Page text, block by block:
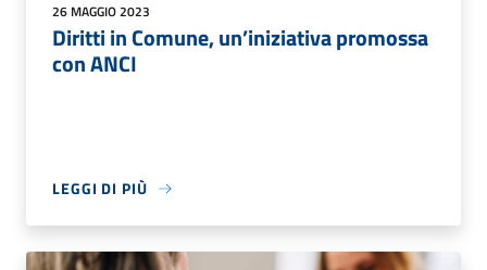
26 MAGGIO 2023
Diritti in Comune, un’iniziativa promossa
con ANCI
LEGGI DI PIÙ